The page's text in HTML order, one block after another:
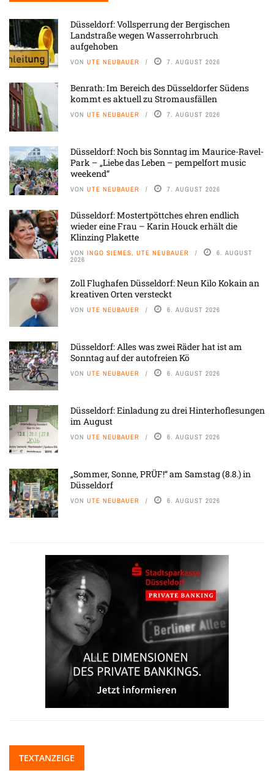
Düsseldorf: Vollsperrung der Bergischen
Landstraße wegen Wasserrohrbruch
aufgehoben
VON UTE NEUBAUER 7. AUGUST 2026
Benrath: Im Bereich des Düsseldorfer Südens
kommt es aktuell zu Stromausfällen
VON UTE NEUBAUER 7. AUGUST 2026
Düsseldorf: Noch bis Sonntag im Maurice-Ravel-
Park – „Liebe das Leben – pempelfort music
weekend“
VON UTE NEUBAUER 7. AUGUST 2026
Düsseldorf: Mostertpöttches ehren endlich
wieder eine Frau – Karin Houck erhält die
Klinzing Plakette
VON INGO SIEMES, UTE NEUBAUER 6. AUGUST
2026
Zoll Flughafen Düsseldorf: Neun Kilo Kokain an
kreativen Orten versteckt
VON UTE NEUBAUER 6. AUGUST 2026
Düsseldorf: Alles was zwei Räder hat ist am
Sonntag auf der autofreien Kö
VON UTE NEUBAUER 6. AUGUST 2026
Düsseldorf: Einladung zu drei Hinterhoflesungen
im August
VON UTE NEUBAUER 6. AUGUST 2026
„Sommer, Sonne, PRÜF!“ am Samstag (8.8.) in
Düsseldorf
VON UTE NEUBAUER 6. AUGUST 2026
TEXTANZEIGE